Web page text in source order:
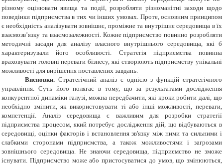
різному оцінювати явища та події, розробляти різноманітні заходи щодо
поведінки підприємства в тих чи інших умовах. Проте, основним принципом
є необхідність аналізувати зовнішнє, проміжне та внутрішнє середовища в їх
взаємозв’язку та взаємозалежності. Кожне підприємство повинно розробляти
методичні засади для аналізу власного внутрішнього середовища, які б
характеризували його особливості. Стратегія підприємства повинна
враховувати головні переваги бізнесу, які створюють підприємству унікальні
можливості для вирішення поставлених завдань.
Висновки.Стратегічний аналіз є однією з функцій стратегічного
управління. Суть його полягає в тому, що за результатами дослідження
конкурентної динаміки галузі, можна передбачити, які кроки робити далі, що
необхідно змінити, як використовувати ті або інші можливості, переваги,
компетенції. Аналіз середовища є важливим для розробки стратегії
підприємства процесом, який потребує дослідження дій, що відбуваються в
середовищі, оцінки факторів і встановлення зв'язку між ними та сильними і
слабкими сторонами підприємства, а також можливостями і загрозами
зовнішнього середовища. Не знаючи середовища, підприємство не зможе
існувати. Підприємство може або пристосуватися до умов, що змінюються,